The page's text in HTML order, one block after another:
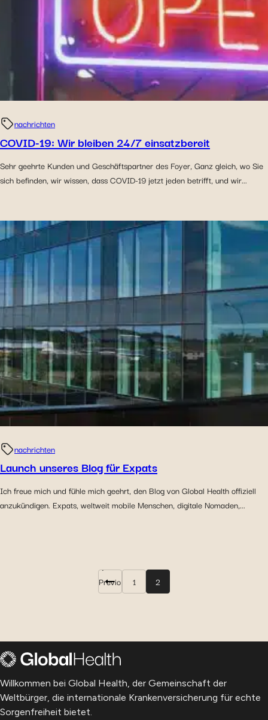
indem wir die Anzahl der Besucher verfolgen und
verstehen, wie Sie auf unsere Website gelangen.
Personalisierte Angebote und Dienstleistungen
bereitstellen und deren Leistung verfolgen. Informationen
mit den verwendeten sozialen Netzwerken zu teilen und
Ihnen die Möglichkeit zu geben, Inhalte anzuzeigen, die
auf einer externen Website gehostet werden.
nachrichten
COVID-19: Wir bleiben 24/7 einsatzbereit
Sehr geehrte Kunden und Geschäftspartner des Foyer, Ganz gleich, wo Sie
sich befinden, wir wissen, dass COVID-19 jetzt jeden betrifft, und wir...
nachrichten
Launch unseres Blog für Expats
Ich freue mich und fühle mich geehrt, den Blog von Global Health offiziell
anzukündigen. Expats, weltweit mobile Menschen, digitale Nomaden,...
←
Previo
us
1 2
Willkommen bei Global Health, der Gemeinschaft der
Weltbürger, die internationale Krankenversicherung für echte
Sorgenfreiheit bietet.